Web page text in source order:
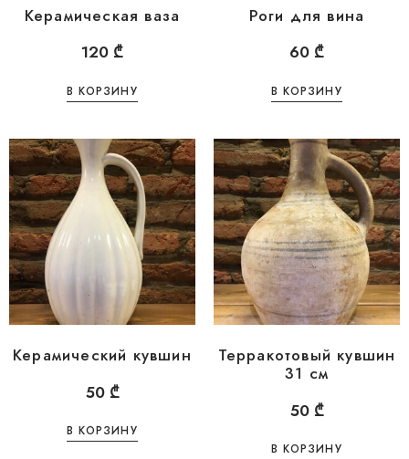
Керамическая ваза
120 ₾
В КОРЗИНУ
Роги для вина
60 ₾
В КОРЗИНУ
Керамический кувшин
50 ₾
В КОРЗИНУ
Терракотовый кувшин
31 см
50 ₾
В КОРЗИНУ